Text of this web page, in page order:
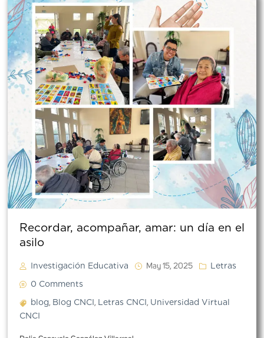
Recordar, acompañar, amar: un día en el
asilo
Investigación Educativa May 15, 2025
Letras
0 Comments
blog, Blog CNCI, Letras CNCI, Universidad Virtual
CNCI